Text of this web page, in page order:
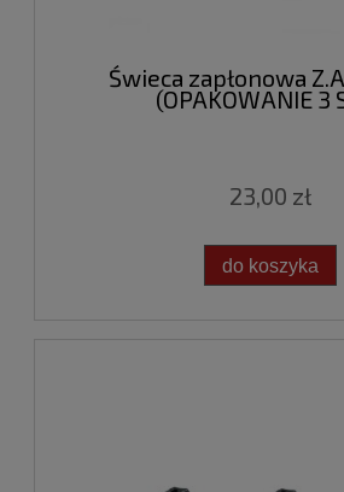
Świeca zapłonowa
(OPAKOWANIE 3
23,00 zł
do koszyka